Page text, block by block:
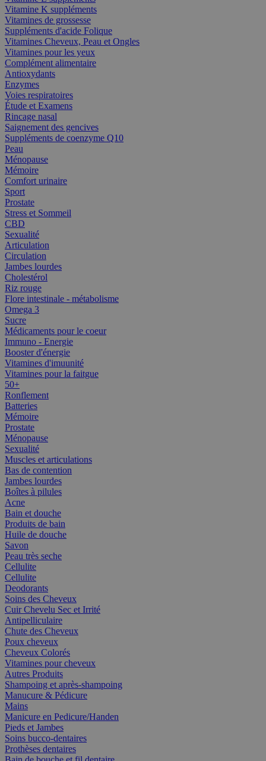
Vitamine K suppléments
Vitamines de grossesse
Suppléments d'acide Folique
Vitamines Cheveux, Peau et Ongles
Vitamines pour les yeux
Complément alimentaire
Antioxydants
Enzymes
Voies respiratoires
Étude et Examens
Rincage nasal
Saignement des gencives
Suppléments de coenzyme Q10
Peau
Ménopause
Mémoire
Comfort urinaire
Sport
Prostate
Stress et Sommeil
CBD
Sexualité
Articulation
Circulation
Jambes lourdes
Cholestérol
Riz rouge
Flore intestinale - métabolisme
Omega 3
Sucre
Médicaments pour le coeur
Immuno - Energie
Booster d'énergie
Vitamines d'imuunité
Vitamines pour la faitgue
50+
Ronflement
Batteries
Mémoire
Prostate
Ménopause
Sexualité
Muscles et articulations
Bas de contention
Jambes lourdes
Boîtes à pilules
Acne
Bain et douche
Produits de bain
Huile de douche
Savon
Peau très seche
Cellulite
Cellulite
Deodorants
Soins des Cheveux
Cuir Chevelu Sec et Irrité
Antipelliculaire
Chute des Cheveux
Poux cheveux
Cheveux Colorés
Vitamines pour cheveux
Autres Produits
Shampoing et après-shampoing
Manucure & Pédicure
Mains
Manicure en Pedicure/Handen
Pieds et Jambes
Soins bucco-dentaires
Prothèses dentaires